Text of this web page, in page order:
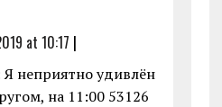
at 10:17 |
неприятно удивлён
на 11:00 53126